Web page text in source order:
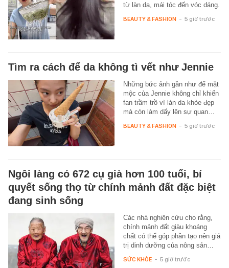
từ làn da, mái tóc đến vóc dáng.
BEAUTY & FASHION - 5 giờ trước
Tìm ra cách để da không tì vết như Jennie
Những bức ảnh gần như để mặt
mộc của Jennie không chỉ khiến
fan trầm trồ vì làn da khỏe đẹp
mà còn làm dấy lên sự quan…
BEAUTY & FASHION - 5 giờ trước
Ngôi làng có 672 cụ già hơn 100 tuổi, bí
quyết sống thọ từ chính mảnh đất đặc biệt
đang sinh sống
Các nhà nghiên cứu cho rằng,
chính mảnh đất giàu khoáng
chất có thể góp phần tạo nên giá
trị dinh dưỡng của nông sản…
SỨC KHỎE - 5 giờ trước